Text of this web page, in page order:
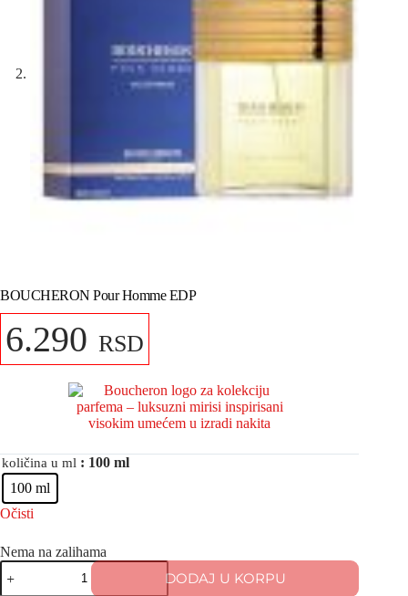
BOUCHERON Pour Homme EDP
6.290 RSD
količina u ml : 100 ml
100 ml
Očisti
Nema na zalihama
DODAJ U KORPU